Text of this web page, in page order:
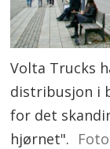
Volta Trucks
distribusjon i
for det
hjørnet".